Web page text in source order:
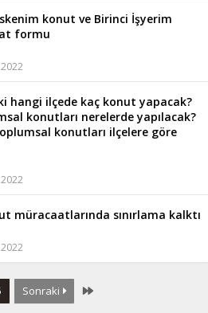
konut ve Birinci İşyerim
formu
hangi ilçede kaç konut yapacak?
konutları nerelerde yapılacak?
konutları ilçelere göre
müracaatlarında sınırlama kalktı
Sonraki Last